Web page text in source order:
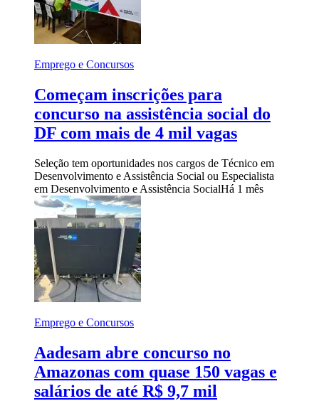
Emprego e Concursos
Começam inscrições para
concurso na assistência social do
DF com mais de 4 mil vagas
Seleção tem oportunidades nos cargos de Técnico em
Desenvolvimento e Assistência Social ou Especialista
em Desenvolvimento e Assistência SocialHá 1 mês
Emprego e Concursos
Aadesam abre concurso no
Amazonas com quase 150 vagas e
salários de até R$ 9,7 mil